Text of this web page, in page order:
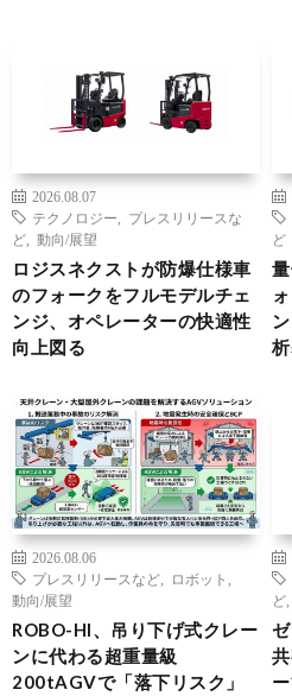
2026.08.07
テクノロジー
プレスリリースな
ど
動向/展望
ロジスネクストが防爆仕様車
のフォークをフルモデルチェ
ンジ、オペレーターの快適性
向上図る
ど
2026.08.06
プレスリリースなど
ロボット
動向/展望
ROBO-HI、吊り下げ式クレー
ンに代わる超重量級
200tAGVで「落下リスク」
ど